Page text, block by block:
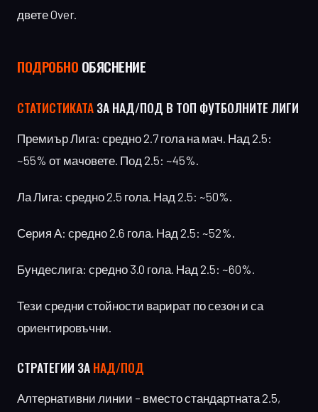
двете Over.
ПОДРОБНО ОБЯСНЕНИЕ
СТАТИСТИКАТАЗА НАД/ПОД В ТОП ФУТБОЛНИТЕ ЛИГИ
Премиър Лига: средно 2.7 гола на мач. Над 2.5:
~55% от мачовете. Под 2.5: ~45%.
Ла Лига: средно 2.5 гола. Над 2.5: ~50%.
Серия А: средно 2.6 гола. Над 2.5: ~52%.
Бундеслига: средно 3.0 гола. Над 2.5: ~60%.
Тези средни стойности варират по сезон и са
ориентировъчни.
СТРАТЕГИИ ЗАНАД/ПОД
Алтернативни линии – вместо стандартната 2.5,